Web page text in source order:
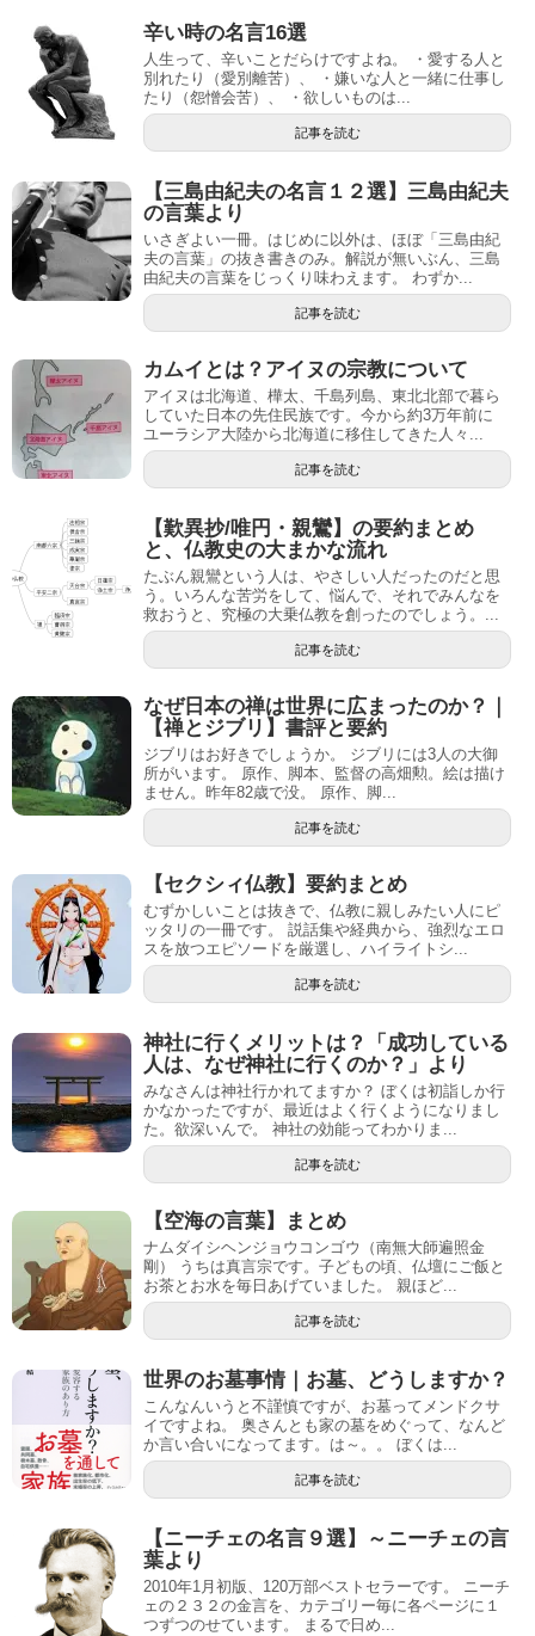
辛い時の名言16選
人生って、辛いことだらけですよね。 ・愛する人と
別れたり（愛別離苦）、 ・嫌いな人と一緒に仕事し
たり（怨憎会苦）、 ・欲しいものは...
記事を読む
【三島由紀夫の名言１２選】三島由紀夫
の言葉より
いさぎよい一冊。はじめに以外は、ほぼ「三島由紀
夫の言葉」の抜き書きのみ。解説が無いぶん、三島
由紀夫の言葉をじっくり味わえます。 わずか...
記事を読む
カムイとは？アイヌの宗教について
アイヌは北海道、樺太、千島列島、東北北部で暮ら
していた日本の先住民族です。今から約3万年前に
ユーラシア大陸から北海道に移住してきた人々...
記事を読む
【歎異抄/唯円・親鸞】の要約まとめ
と、仏教史の大まかな流れ
たぶん親鸞という人は、やさしい人だったのだと思
う。いろんな苦労をして、悩んで、それでみんなを
救おうと、究極の大乗仏教を創ったのでしょう。...
記事を読む
なぜ日本の禅は世界に広まったのか？｜
【禅とジブリ】書評と要約
ジブリはお好きでしょうか。 ジブリには3人の大御
所がいます。 原作、脚本、監督の高畑勲。絵は描け
ません。昨年82歳で没。 原作、脚...
記事を読む
【セクシィ仏教】要約まとめ
むずかしいことは抜きで、仏教に親しみたい人にピ
ッタリの一冊です。 説話集や経典から、強烈なエロ
スを放つエピソードを厳選し、ハイライトシ...
記事を読む
神社に行くメリットは？「成功している
人は、なぜ神社に行くのか？」より
みなさんは神社行かれてますか？ ぼくは初詣しか行
かなかったですが、最近はよく行くようになりまし
た。欲深いんで。 神社の効能ってわかりま...
記事を読む
【空海の言葉】まとめ
ナムダイシヘンジョウコンゴウ（南無大師遍照金
剛） うちは真言宗です。子どもの頃、仏壇にご飯と
お茶とお水を毎日あげていました。 親ほど...
記事を読む
世界のお墓事情｜お墓、どうしますか？
こんなんいうと不謹慎ですが、お墓ってメンドクサ
イですよね。 奥さんとも家の墓をめぐって、なんど
か言い合いになってます。は～。。 ぼくは...
記事を読む
【ニーチェの名言９選】～ニーチェの言
葉より
2010年1月初版、120万部ベストセラーです。 ニーチ
ェの２３２の金言を、カテゴリー毎に各ページに１
つずつのせています。 まるで日め...